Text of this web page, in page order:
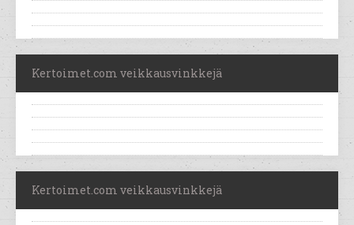
Kertoimet.com veikkausvinkkejä
Kertoimet.com veikkausvinkkejä